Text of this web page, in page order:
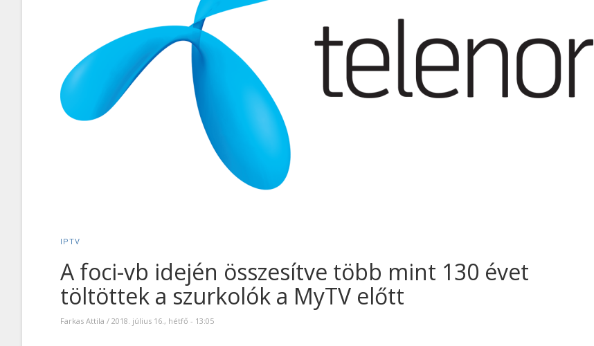
IPTV
A foci-vb idején összesítve több mint 130 évet
töltöttek a szurkolók a MyTV előtt
Farkas Attila / 2018. július 16., hétfő - 13:05